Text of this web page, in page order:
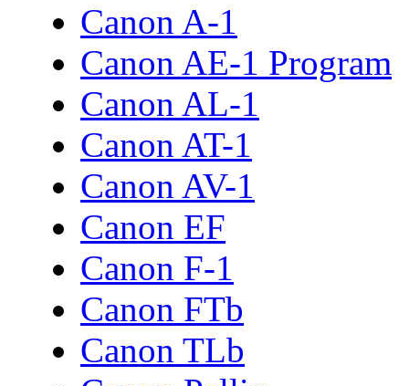
Canon A-1
Canon AE-1 Program
Canon AL-1
Canon AT-1
Canon AV-1
Canon EF
Canon F-1
Canon FTb
Canon TLb